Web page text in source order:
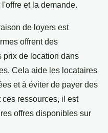
et la demande.
de loyers est
offrent des
prix de location dans
Cela aide les locataires
et à éviter de payer des
ces ressources, il est
offres disponibles sur